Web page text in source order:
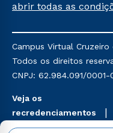
Já para as demais, a
mencionadas são
Religioso, Geografia
do Ensino de História:
abrir todas as
Campus Virtual
Todos os direitos
CNPJ: 62.984.091/0001-
Veja os
recredenciamentos
aqui